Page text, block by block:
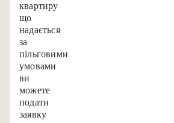
квартиру,
що
надається
за
пільговими
умовами,
ви
можете
подати
заявку